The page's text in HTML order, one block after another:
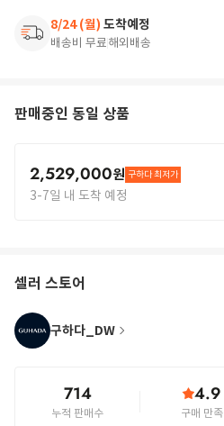
8/24 (월) 도착예정
배송비 무료해외배송
판매중인 동일 상품
2,529,000원 구하다 최저가
3-7일 내 도착 예정
셀러 스토어
구하다_DW
714
누적 판매수
4.9
구매 만족